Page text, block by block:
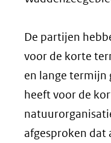
De partijen
voor de korte
en lange termijn
heeft voor de
afgesproken dat